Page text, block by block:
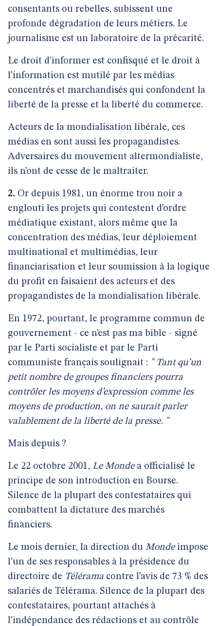
consentants ou rebelles, subissent une
profonde dégradation de leurs métiers. Le
journalisme est un laboratoire de la précarité.
Le droit d’informer est confisqué et le droit à
l’information est mutilé par les médias
concentrés et marchandisés qui confondent la
liberté de la presse et la liberté du commerce.
Acteurs de la mondialisation libérale, ces
médias en sont aussi les propagandistes.
Adversaires du mouvement altermondialiste,
ils n’ont de cesse de le maltraiter.
2. Or depuis 1981, un énorme trou noir a
englouti les projets qui contestent d’ordre
médiatique existant, alors même que la
concentration des médias, leur déploiement
multinational et multimédias, leur
financiarisation et leur soumission à la logique
du profit en faisaient des acteurs et des
propagandistes de la mondialisation libérale.
En 1972, pourtant, le programme commun de
gouvernement - ce n’est pas ma bible - signé
par le Parti socialiste et par le Parti
communiste français soulignait : " Tant qu’un
petit nombre de groupes financiers pourra
contrôler les moyens d’expression comme les
moyens de production, on ne saurait parler
valablement de la liberté de la presse. "
Mais depuis ?
Le 22 octobre 2001, Le Mondea officialisé le
principe de son introduction en Bourse.
Silence de la plupart des contestataires qui
combattent la dictature des marchés
financiers.
Le mois dernier, la direction du Monde impose
l’un de ses responsables à la présidence du
directoire de Télérama contre l’avis de 73 % des
salariés de Télérama. Silence de la plupart des
contestataires, pourtant attachés à
l’indépendance des rédactions et au contrôle